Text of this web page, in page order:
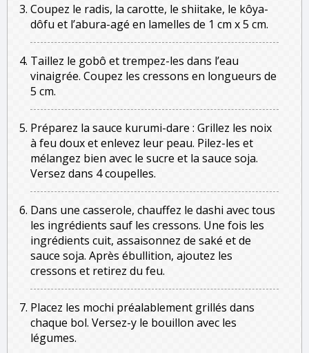
Coupez le radis, la carotte, le shiitake, le kôya-
dôfu et l’abura-agé en lamelles de 1 cm x 5 cm.
Taillez le gobô et trempez-les dans l’eau
vinaigrée. Coupez les cressons en longueurs de
5 cm.
Préparez la sauce kurumi-dare : Grillez les noix
à feu doux et enlevez leur peau. Pilez-les et
mélangez bien avec le sucre et la sauce soja.
Versez dans 4 coupelles.
Dans une casserole, chauffez le dashi avec tous
les ingrédients sauf les cressons. Une fois les
ingrédients cuit, assaisonnez de saké et de
sauce soja. Après ébullition, ajoutez les
cressons et retirez du feu.
Placez les mochi préalablement grillés dans
chaque bol. Versez-y le bouillon avec les
légumes.